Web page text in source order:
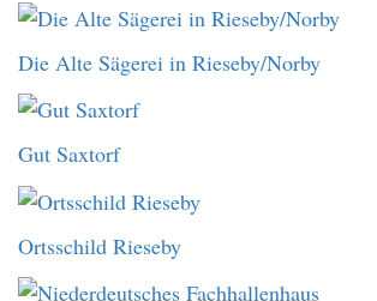
Die Alte Sägerei in Rieseby/Norby
Gut Saxtorf
Ortsschild Rieseby